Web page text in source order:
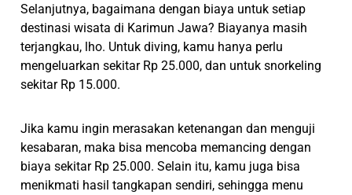
Selanjutnya, bagaimana dengan biaya untuk setiap
destinasi wisata di Karimun Jawa? Biayanya masih
terjangkau, lho. Untuk diving, kamu hanya perlu
mengeluarkan sekitar Rp 25.000, dan untuk snorkeling
sekitar Rp 15.000.
Jika kamu ingin merasakan ketenangan dan menguji
kesabaran, maka bisa mencoba memancing dengan
biaya sekitar Rp 25.000. Selain itu, kamu juga bisa
menikmati hasil tangkapan sendiri, sehingga menu